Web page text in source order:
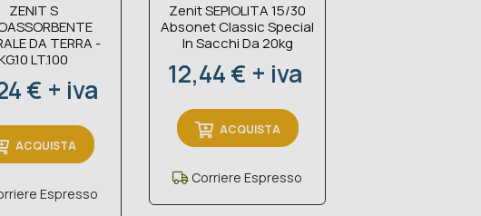
ZENIT S
DA TERRA -
LT.100
€ + iva
ACQUISTA
Espresso
Zenit SEPIOLITA 15/30
Absonet Classic Special
In Sacchi Da 20kg
Prezzo
12,44 € + iva
ACQUISTA
Corriere Espresso